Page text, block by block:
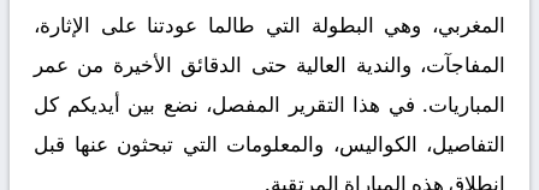
المغربي، وهي البطولة التي طالما عودتنا على الإثارة،
المفاجآت، والندية العالية حتى الدقائق الأخيرة من عمر
المباريات. في هذا التقرير المفصل، نضع بين أيديكم كل
التفاصيل، الكواليس، والمعلومات التي تبحثون عنها قبل
انطلاق هذه المباراة المرتقبة.